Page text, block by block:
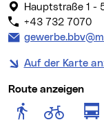
Hauptstraße 1 -
+43 732 7070
E-Mail Adresse:
Auf der Karte
Route anzeigen
Route